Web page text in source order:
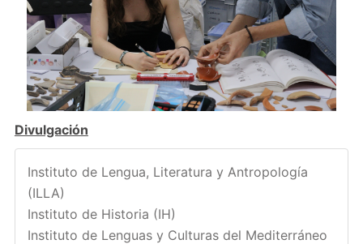
Divulgación
Instituto de Lengua, Literatura y Antropología
(ILLA)
Instituto de Historia (IH)
Instituto de Lenguas y Culturas del Mediterráneo